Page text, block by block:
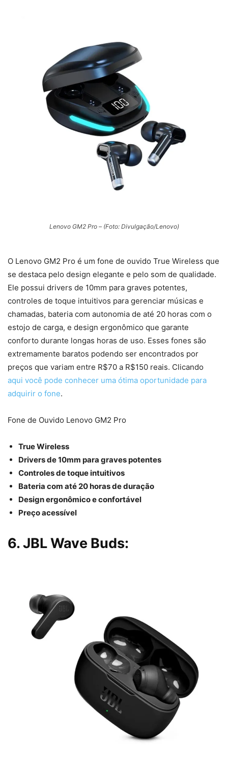
Lenovo GM2 Pro – (Foto: Divulgação/Lenovo)
O Lenovo GM2 Pro é um fone de ouvido True Wireless que
se destaca pelo design elegante e pelo som de qualidade.
Ele possui drivers de 10mm para graves potentes,
controles de toque intuitivos para gerenciar músicas e
chamadas, bateria com autonomia de até 20 horas com o
estojo de carga, e design ergonômico que garante
conforto durante longas horas de uso. Esses fones são
extremamente baratos podendo ser encontrados por
preços que variam entre R$70 a R$150 reais. Clicando
aqui você pode conhecer uma ótima oportunidade para
adquirir o fone.
Fone de Ouvido Lenovo GM2 Pro
True Wireless
Drivers de 10mm para graves potentes
Controles de toque intuitivos
Bateria com até 20 horas de duração
Design ergonômico e confortável
Preço acessível
6. JBL Wave Buds: